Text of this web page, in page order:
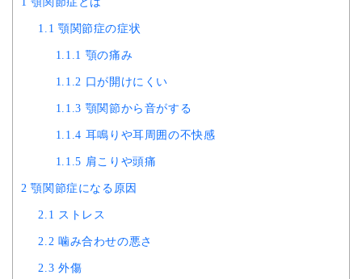
1.1 顎関節症の症状
1.1.1 顎の痛み
1.1.2 口が開けにくい
1.1.3 顎関節から音がする
1.1.4 耳鳴りや耳周囲の不快感
1.1.5 肩こりや頭痛
2 顎関節症になる原因
2.1 ストレス
2.2 噛み合わせの悪さ
2.3 外傷